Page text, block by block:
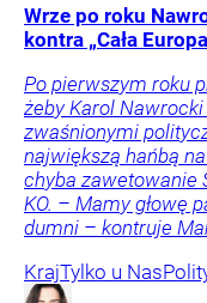
Wrze po roku
kontra „Cała
Po pierwszym roku
żeby Karol
zwaśnionymi
największą hańbą
chyba zawetowanie
KO. – Mamy głowę
dumni – kontruje
KrajTylko u Nas